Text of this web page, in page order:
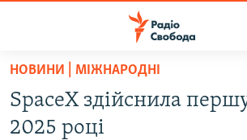
Перейти
основного
матеріалу
ВСЕ ЗА ДОБУ
НОВИНИ | МІЖНАРОДНІ
SpaceX здійснила
2025 році